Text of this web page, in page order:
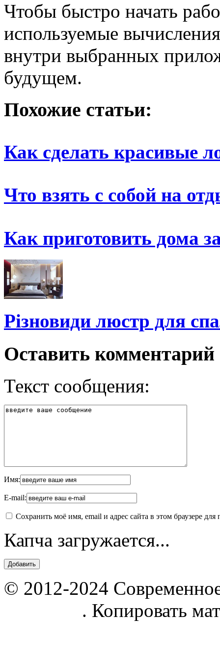
Чтобы быстро начать
используемые
внутри выбранных
будущем.
Похожие статьи:
Как сделать красивые
Что взять с собой на
Как приготовить дома
Різновиди люстр для
Оставить комментарий
Текст сообщения:
Имя:
E-mail:
Сохранить моё имя, email и адрес сайта в этом браузере
Капча загружается...
© 2012-2024
. Копировать